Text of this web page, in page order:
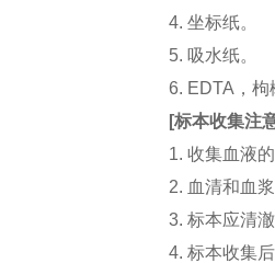
4. 坐标纸。
5. 吸水纸。
6. EDTA，
[标本收集注
1. 收集血液
2. 血清和血
3. 标本应清
4. 标本收集